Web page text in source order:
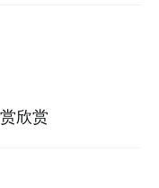
欣赏